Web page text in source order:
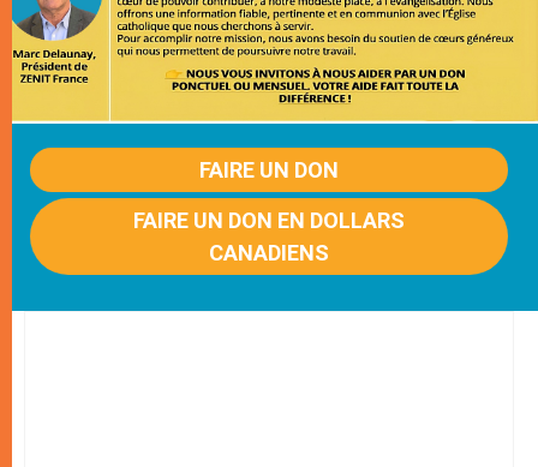
FAIRE UN DON
FAIRE UN DON EN DOLLARS
CANADIENS